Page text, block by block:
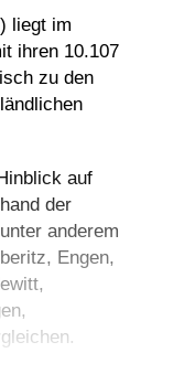
liegt im
ihren 10.107
zu den
auf
der
anderem
, Engen,
,
,